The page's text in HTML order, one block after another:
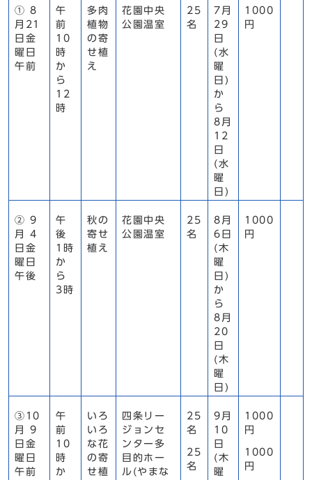
① 8
月21
日金
曜日
午前
午
前
10
時
か
ら
12
時
多肉
植物
の寄
せ植
え
花園中央
公園温室
25
名
7月
29
日
(水
曜
日)
か
ら
8月
12
日
(水
曜
日)
1000
円
② 9
月 4
日金
曜日
午後
午
後
1時
か
ら
3時
秋の
寄せ
植え
花園中央
公園温室
25
名
8月
6日
(木
曜
日)
か
ら
8月
20
日
(木
曜
日)
1000
円
③10
月 9
日金
曜日
午前
午
前
10
時
か
いろ
いろ
な花
の寄
せ植
四条リー
ジョンセ
ンター多
目的ホー
ル(やまな
25
名
25
名
9月
10
日
(木
曜
1000
円
1000
円